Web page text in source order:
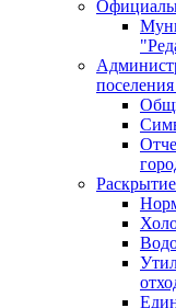
поселения